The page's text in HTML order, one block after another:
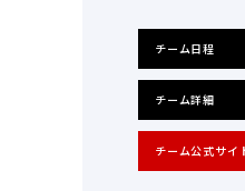
チーム日程
チーム詳細
チーム公式サイ